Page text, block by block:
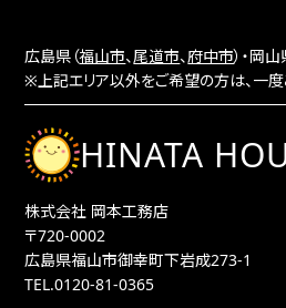
広島県（福山市、 尾道市、 府中市）・岡山
※上記エリア以外をご希望の方は、一
HINATA
株式会社 岡本工務店
〒720-0002
広島県福山市御幸町下岩成273-1
TEL.0120-81-0365